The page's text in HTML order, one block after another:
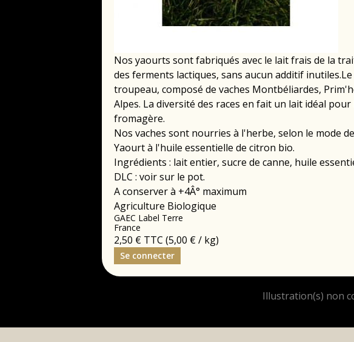
Nos yaourts sont fabriqués avec le lait frais de la
des ferments lactiques, sans aucun additif
troupeau, composé de vaches Montbéliardes,
Alpes. La diversité des races en fait un lait idéal
fromagère.
Nos vaches sont nourries à l'herbe, selon le mode
Yaourt à l'huile essentielle de citron bio.
Ingrédients : lait entier, sucre de canne, huile
DLC : voir sur le pot.
A conserver à +4Â° maximum
Agriculture Biologique
GAEC Label Terre
France
2,50 € TTC (5,00 € / kg)
Se connecter